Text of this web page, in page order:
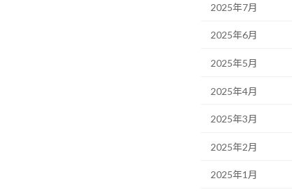
2025年7月
2025年6月
2025年5月
2025年4月
2025年3月
2025年2月
2025年1月